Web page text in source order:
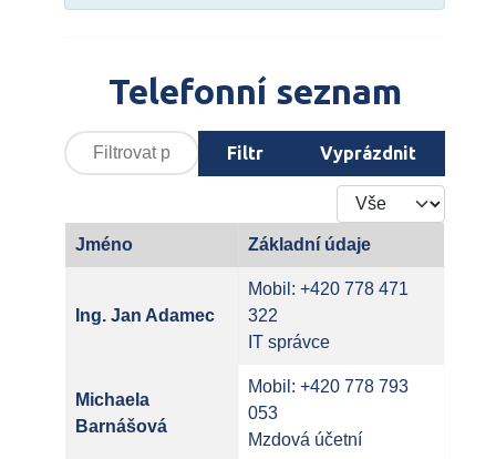
Telefonní seznam
Filtrovat podle titulku
Filtr Vyprázdnit
Počet zobrazení
Jméno Základní údaje
Ing. Jan Adamec
Mobil: +420 778 471
322
IT správce
Michaela
Barnášová
Mobil: +420 778 793
053
Mzdová účetní